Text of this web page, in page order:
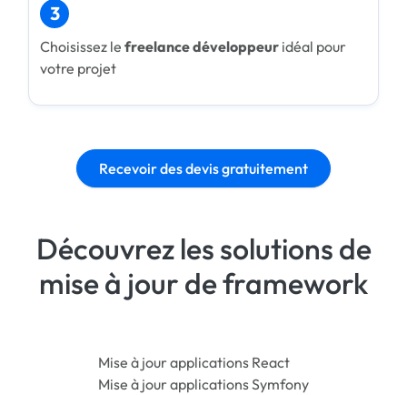
3
Choisissez le freelance développeur idéal pour
votre projet
Recevoir des devis gratuitement
Découvrez les solutions de
mise à jour de framework
Mise à jour applications React
Mise à jour applications Symfony